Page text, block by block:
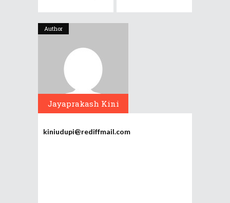
Author
Jayaprakash Kini
kiniudupi@rediffmail.com